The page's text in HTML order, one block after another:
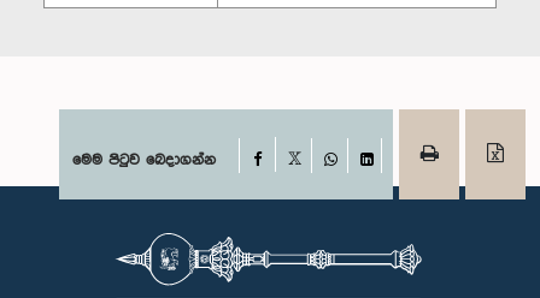
මෙම පිටුව බෙදාගන්න Facebook
WhatsAppLinkedIn